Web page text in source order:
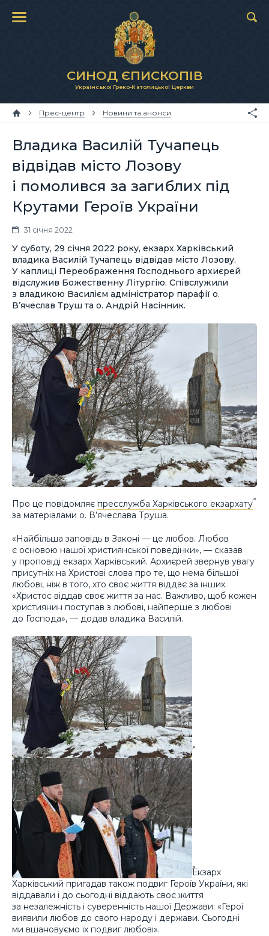
СИНОД ЄПИСКОПІВ
Української Греко-Католицької Церкви
Прес-центр Новини та анонси
Владика Василій Тучапець
відвідав місто Лозову
і помолився за загиблих під
Крутами Героїв України
31 січня 2022
У суботу, 29 січня 2022 року, екзарх Харківський
владика Василій Тучапець відвідав місто Лозову.
У каплиці Переображення Господнього архиєрей
відслужив Божественну Літургію. Співслужили
з владикою Василієм адміністратор парафії о.
В’ячеслав Труш та о. Андрій Насінник.
Про це повідомляє пресслужба Харківського екзархату
за матеріалами о. В’ячеслава Труша.
«Найбільша заповідь в Законі — це любов. Любов
є основою нашої християнської поведінки», — сказав
у проповіді екзарх Харківський. Архиєрей звернув увагу
присутніх на Христові слова про те, що нема більшої
любові, ніж в того, хто своє життя віддає за інших.
«Христос віддав своє життя за нас. Важливо, щоб кожен
християнин поступав з любові, найперше з любові
до Господа», — додав владика Василій.
Екзарх
Харківський пригадав також подвиг Героїв України, які
віддавали і до сьогодні віддають своє життя
за незалежність і суверенність нашої Держави: «Герої
виявили любов до свого народу і держави. Сьогодні
ми вшановуємо їх подвиг любові».